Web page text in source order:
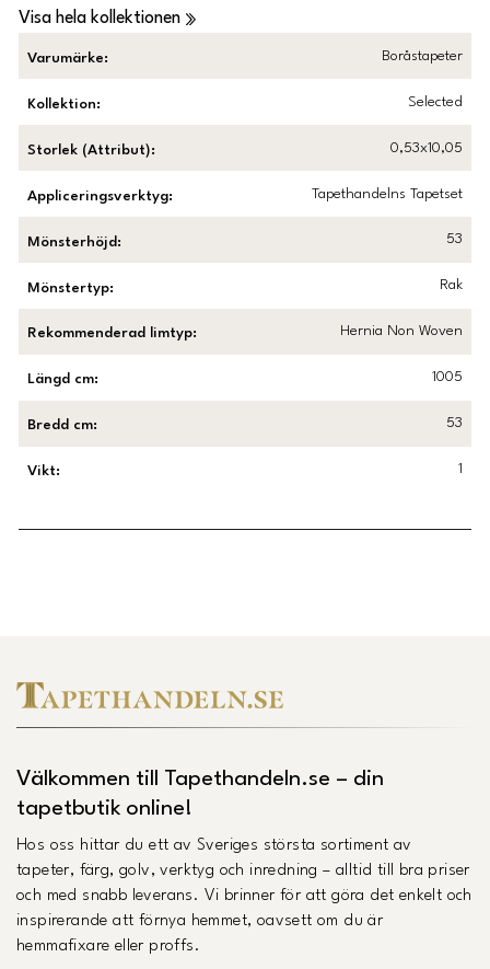
Visa hela kollektionen
Varumärke: Boråstapeter
Kollektion: Selected
Storlek (Attribut): 0,53x10,05
Appliceringsverktyg: Tapethandelns Tapetset
Mönsterhöjd : 53
Mönstertyp: Rak
Rekommenderad limtyp: Hernia Non Woven
Längd cm: 1005
Bredd cm: 53
Vikt: 1
Välkommen till Tapethandeln.se – din
tapetbutik online!
Hos oss hittar du ett av Sveriges största sortiment av
tapeter, färg, golv, verktyg och inredning – alltid till bra priser
och med snabb leverans. Vi brinner för att göra det enkelt och
inspirerande att förnya hemmet, oavsett om du är
hemmafixare eller proffs.